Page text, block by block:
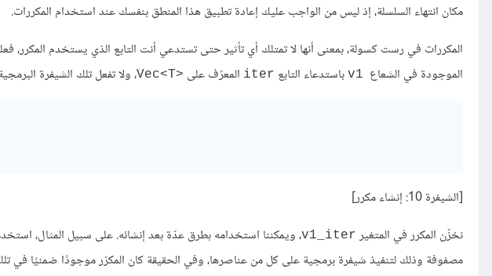
مكان انتهاء السلسلة، إذ ليس من الواجب عليك إعادة تطبيق هذا المنطق بنفسك عند استخدام المكررات.
الموجودة في الشعاع ‏ v1 باستدعاء التابع iter المعرّف على Vec<T>‎، ولا تفعل تلك الشيفرة
[الشيفرة 10: إنشاء مكرر]
نخزّن المكرر في المتغير v1_iter، ويمكننا استخدامه بطرق عدّة بعد إنشائه. على سبيل المثال،
مصفوفة وذلك لتنفيذ شيفرة برمجية على كل من عناصرها، وفي الحقيقة كان المكرّر موجودًا ضمنيًا في تلك